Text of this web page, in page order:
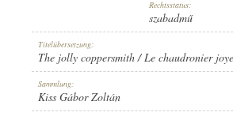
A. 41947.
Rechtsstatus:
szabadmű
Titelübersetzung:
The jolly coppersmith / Le chaudronier
Sammlung:
Kiss Gábor Zoltán